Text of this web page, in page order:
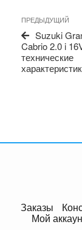
по
записям
Предыдущая
запись
ПРЕДЫДУЩИЙ
Suzuki
Cabrio 2.0 i
технические
Заказы
Мой